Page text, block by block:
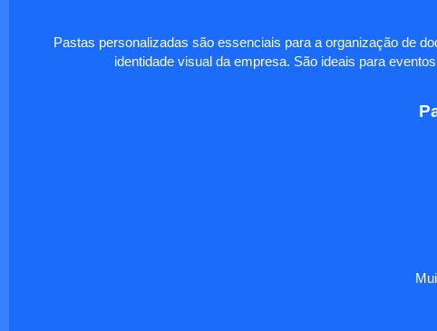
Pastas personalizadas são essenciais para a organização de
identidade visual da empresa. São ideais para